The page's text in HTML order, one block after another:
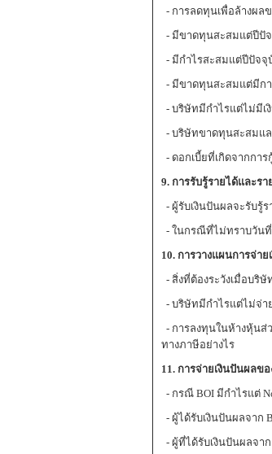
- การลดทุนเพื่อล้างผ
- มีขาดทุนสะสมแต่ปีปั
- มีกำไรสะสมแต่ปีปัจ
- มีขาดทุนสะสมแต่มีก
- บริษัทมีกำไรแต่ไม่มีเ
- บริษัทขาดทุนสะสมแล
- ดอกเบี้ยที่เกิดจากกา
9. การรับรู้รายได้และร
- ผู้รับเงินปันผลจะรับรู้ร
- ในกรณีที่ไม่ทราบวัน
10. การวางแผนการจ่า
- สิ่งที่ต้องระวังเมื่อบริ
- บริษัทมีกำไรแต่ไม่จ่า
- การลงทุนในห้างหุ้นส่
ทางภาษีอย่างไร
11. การจ่ายเงินปันผลข
- กรณี BOI มีกำไรแต่
- ผู้ได้รับเงินปันผลจาก
- ผู้ที่ได้รับเงินปันผลจา